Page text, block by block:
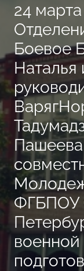
24
Боевое
Наталья
ФГБПОУ
военной